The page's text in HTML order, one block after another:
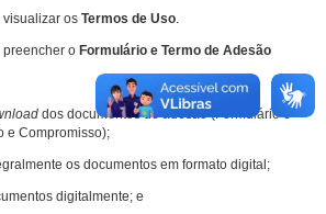
visualizar os Termos de Uso.
preencher o Formulário e Termo de Adesão
dos documentos de adesão (Formulário e
e Compromisso);
os documentos em formato digital;
digitalmente; e